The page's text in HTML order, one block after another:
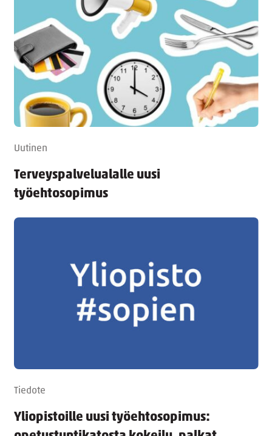
Uutinen
Terveyspalvelualalle uusi
työehtosopimus
Tiedote
Yliopistoille uusi työehtosopimus: